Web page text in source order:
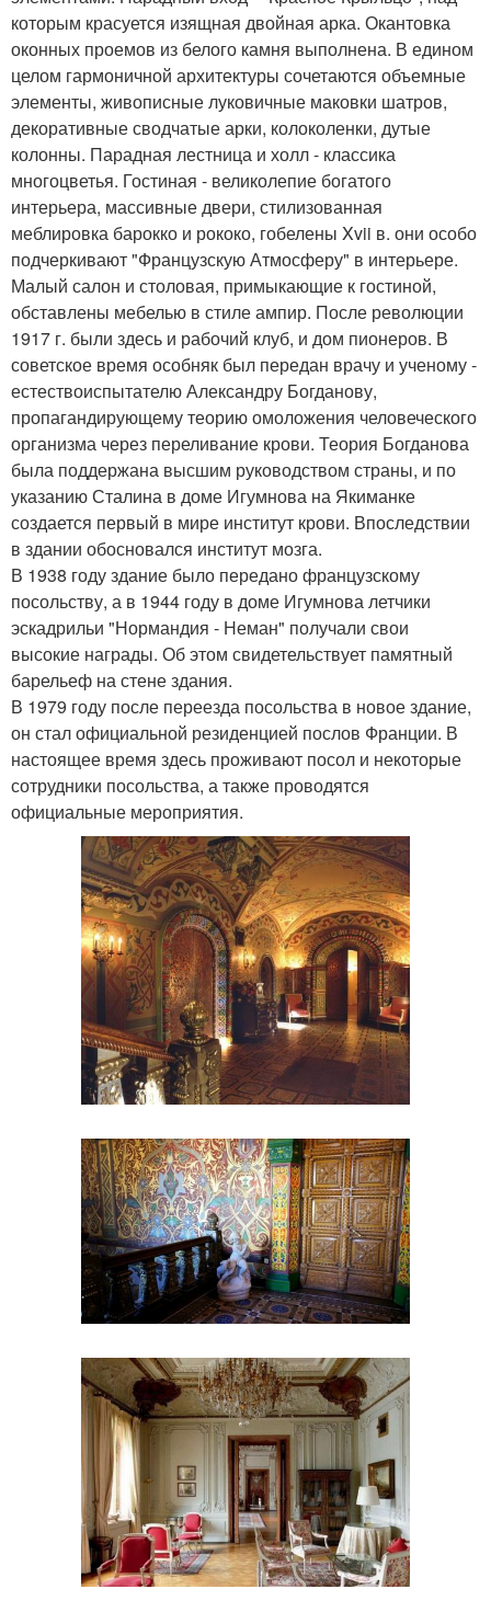
которым красуется изящная двойная арка. Окантовка
оконных проемов из белого камня выполнена. В едином
целом гармоничной архитектуры сочетаются объемные
элементы, живописные луковичные маковки шатров,
декоративные сводчатые арки, колоколенки, дутые
колонны. Парадная лестница и холл - классика
многоцветья. Гостиная - великолепие богатого
интерьера, массивные двери, стилизованная
меблировка барокко и рококо, гобелены Xvii в. они особо
подчеркивают "Французскую Атмосферу" в интерьере.
Малый салон и столовая, примыкающие к гостиной,
обставлены мебелью в стиле ампир. После революции
1917 г. были здесь и рабочий клуб, и дом пионеров. В
советское время особняк был передан врачу и ученому -
естествоиспытателю Александру Богданову,
пропагандирующему теорию омоложения человеческого
организма через переливание крови. Теория Богданова
была поддержана высшим руководством страны, и по
указанию Сталина в доме Игумнова на Якиманке
создается первый в мире институт крови. Впоследствии
в здании обосновался институт мозга.
В 1938 году здание было передано французскому
посольству, а в 1944 году в доме Игумнова летчики
эскадрильи "Нормандия - Неман" получали свои
высокие награды. Об этом свидетельствует памятный
барельеф на стене здания.
В 1979 году после переезда посольства в новое здание,
он стал официальной резиденцией послов Франции. В
настоящее время здесь проживают посол и некоторые
сотрудники посольства, а также проводятся
официальные мероприятия.